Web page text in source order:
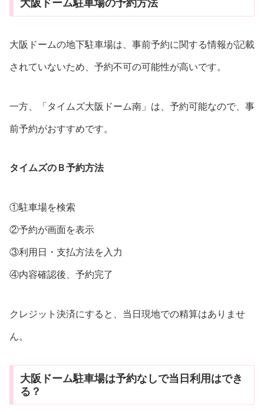
大阪ドーム駐車場の予約方法
大阪ドームの地下駐車場は、事前予約に関する情報が記載
されていないため、予約不可の可能性が高いです。
一方、「タイムズ大阪ドーム南」は、予約可能なので、事
前予約がおすすめです。
タイムズのＢ予約方法
①駐車場を検索
②予約が画面を表示
③利用日・支払方法を入力
④内容確認後、予約完了
クレジット決済にすると、当日現地での精算はありませ
ん。
大阪ドーム駐車場は予約なしで当日利用はでき
る？